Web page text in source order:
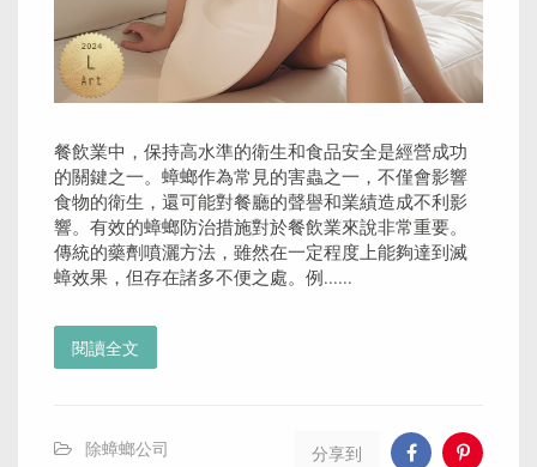
餐飲業中，保持高水準的衛生和食品安全是經營成功
的關鍵之一。蟑螂作為常見的害蟲之一，不僅會影響
食物的衛生，還可能對餐廳的聲譽和業績造成不利影
響。有效的蟑螂防治措施對於餐飲業來說非常重要。
傳統的藥劑噴灑方法，雖然在一定程度上能夠達到滅
蟑效果，但存在諸多不便之處。例......
閱讀全文
除蟑螂公司 分享到